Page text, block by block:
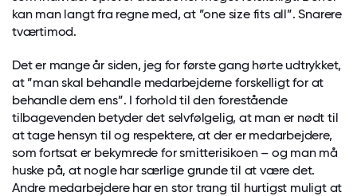
kan man langt fra regne med, at ”one size fits all”. Snarere
tværtimod.
Det er mange år siden, jeg for første gang hørte udtrykket,
at ”man skal behandle medarbejderne forskelligt for at
behandle dem ens”. I forhold til den forestående
tilbagevenden betyder det selvfølgelig, at man er nødt til
at tage hensyn til og respektere, at der er medarbejdere,
som fortsat er bekymrede for smitterisikoen – og man må
huske på, at nogle har særlige grunde til at være det.
Andre medarbejdere har en stor trang til hurtigst muligt at